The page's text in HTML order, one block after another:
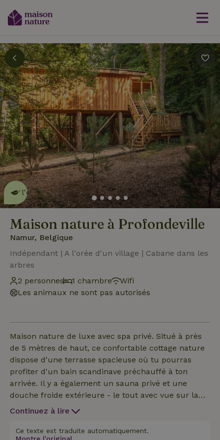
Cette Maison Nature fait de
l'effeten savoir plus
Maison nature à Profondeville
Namur, Belgique
Indépendant | A l'orée d'un village | Cabane dans les
arbres
2 personnes
1 chambre
Wifi
Les animaux ne sont pas autorisés
Maison nature de luxe avec spa privé. Situé à près
de 5 mètres de haut, ce confortable cottage nature
dispose d'une terrasse spacieuse où tu pourras
profiter d'un bain scandinave préchauffé à ton
arrivée. Il y a également un sauna privé et une
douche froide extérieure - le tout avec vue sur la
forêt. Il y a deux chaises longues et une table avec
profiter de l'air frais en tout confort. L'intérieur
Continuez à lire
Ce texte est traduite automatiquement.